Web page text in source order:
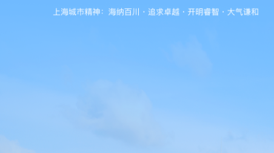
无障碍操作说明 跳转到网站导航区 跳转到主要内容区域